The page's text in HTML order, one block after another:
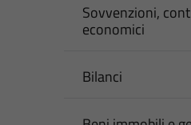
Sovvenzioni,
economici
Bilanci